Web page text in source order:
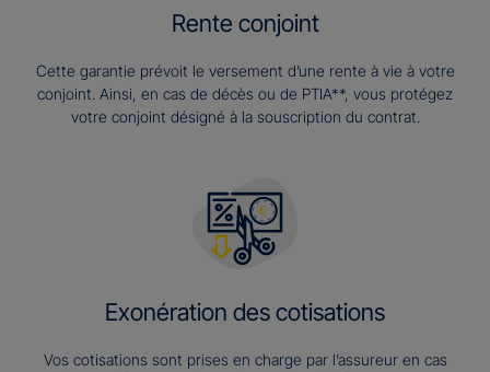
Rente conjoint
Cette garantie prévoit le versement d’une rente à vie à votre
conjoint. Ainsi, en cas de décès ou de PTIA**, vous protégez
votre conjoint désigné à la souscription du contrat.
Exonération des cotisations
Vos cotisations sont prises en charge par l’assureur en cas